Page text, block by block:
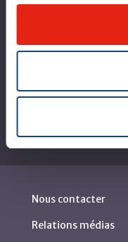
Lois applicables
Nous contacter
Relations médias